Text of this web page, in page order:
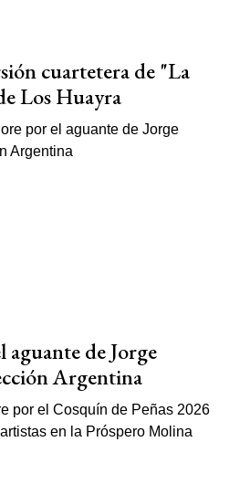
cuartetera de "La
Los Huayra
de Jorge
Argentina